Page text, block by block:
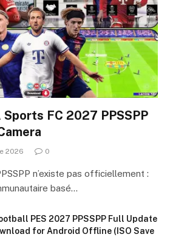
FC 2027 PPSSPP
2026 0
n’existe pas officiellement :
basé…
PES 2027 PPSSPP Full Update
for Android Offline (ISO Save